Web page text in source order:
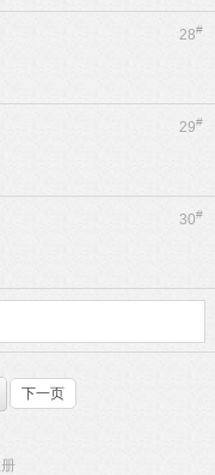
28#
29#
30#
下一页